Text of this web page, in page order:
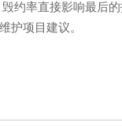
毁约率直接影响最后
护项目建议。